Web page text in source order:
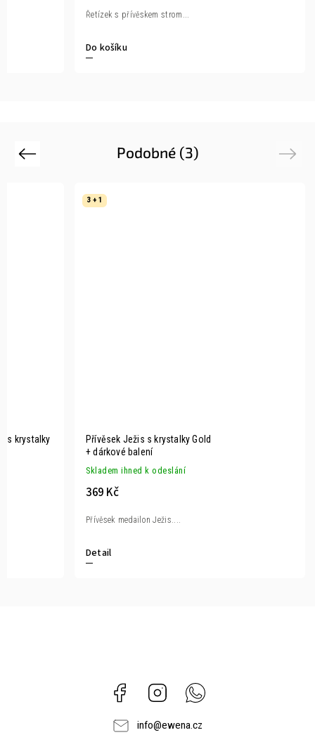
Do košíku
Řetízek s přívěskem strom...
Podobné (3)
Previous
s krystalky
3 + 1
Přívěsek Ježis s krystalky Gold
+ dárkové balení
Skladem ihned k odeslání
369 Kč
Detail
Přívěsek medailon Ježis....
Next
Facebook Instagram
info@ewena.cz